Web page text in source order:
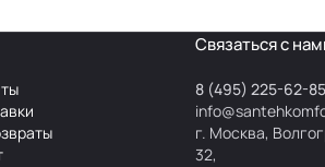
Связаться с
8 (495) 225-62-85
г. Москва,
32,